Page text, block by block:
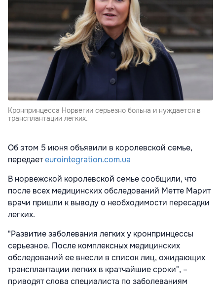
Кронпринцесса Норвегии серьезно больна и нуждается в
трансплантации легких.
Об этом 5 июня объявили в королевской семье,
передаетeurointegration.com.ua
В норвежской королевской семье сообщили, что
после всех медицинских обследований Метте Марит
врачи пришли к выводу о необходимости пересадки
легких.
"Развитие заболевания легких у кронпринцессы
серьезное. После комплексных медицинских
обследований ее внесли в список лиц, ожидающих
трансплантации легких в кратчайшие сроки", –
приводят слова специалиста по заболеваниям